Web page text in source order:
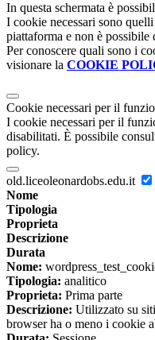
In questa schermata è
I cookie necessari sono
piattaforma e non è possibile
Per conoscere quali sono i
visionare la COOKIE
Cookie necessari per il
I cookie necessari per il
disabilitati. È possibile
policy.
old.liceoleonardobs.edu.it
Nome
Tipologia
Proprieta
Descrizione
Durata
Nome:
Tipologia: analitico
Proprieta: Prima parte
Descrizione: Utilizzato su
browser ha o meno i cookie